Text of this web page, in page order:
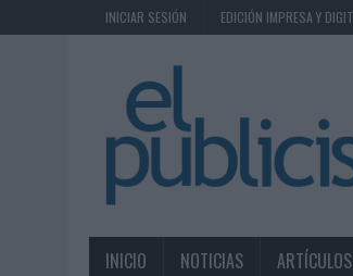
INICIAR SESIÓN EDICIÓN IMPRESA Y
INICIO NOTICIAS ARTÍCULOS